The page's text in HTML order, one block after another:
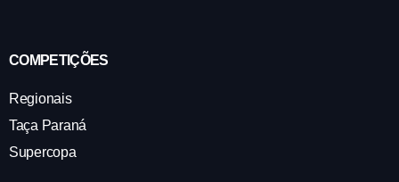
COMPETIÇÕES
Regionais
Taça Paraná
Supercopa